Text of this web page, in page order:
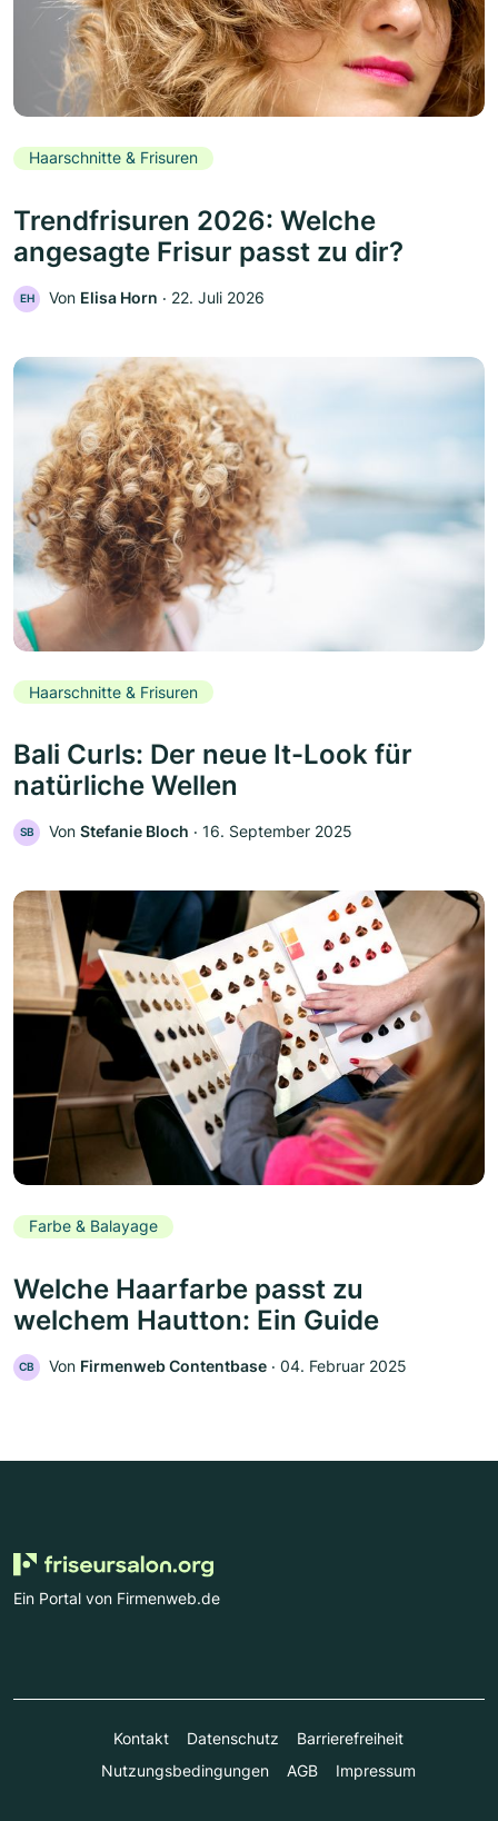
Haarschnitte & Frisuren
Trendfrisuren 2026: Welche
angesagte Frisur passt zu dir?
EH Von Elisa Horn ‧ 22. Juli 2026
Haarschnitte & Frisuren
Bali Curls: Der neue It-Look für
natürliche Wellen
SB Von Stefanie Bloch ‧ 16. September 2025
Farbe & Balayage
Welche Haarfarbe passt zu
welchem Hautton: Ein Guide
CB Von Firmenweb Contentbase ‧ 04. Februar 2025
Ein Portal von Firmenweb.de
Kontakt Datenschutz
Barrierefreiheit
Nutzungsbedingungen
AGB Impressum